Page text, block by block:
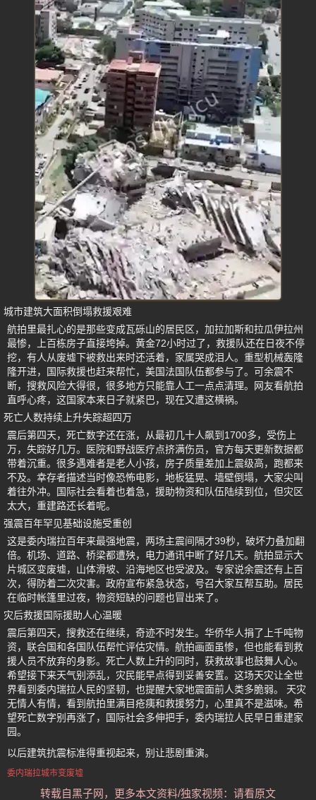
城市建筑大面积倒塌救援艰难
航拍里最扎心的是那些变成瓦砾山的居民区，加拉加斯和拉瓜伊拉州
最惨，上百栋房子直接垮掉。黄金72小时过了，救援队还在日夜不停
挖，有人从废墟下被救出来时还活着，家属哭成泪人。重型机械轰隆
隆开进，国际救援也赶来帮忙，美国法国队伍都参与了。可余震不
断，搜救风险大得很，很多地方只能靠人工一点点清理。网友看航拍
直呼心疼，这国家本来日子就紧巴，现在又遭这横祸。
死亡人数持续上升失踪超四万
震后第四天，死亡数字还在涨，从最初几十人飙到1700多，受伤上
万，失踪好几万。医院和野战医疗点挤满伤员，官方每天更新数据都
带着沉重。很多遇难者是老人小孩，房子质量差加上震级高，跑都来
不及。幸存者描述当时像恐怖电影，地板猛晃、墙壁倒塌，大家尖叫
着往外冲。国际社会看着也着急，援助物资和队伍陆续到位，但灾区
太大，重建路还长着呢。
强震百年罕见基础设施受重创
这是委内瑞拉百年来最强地震，两场主震间隔才39秒，破坏力叠加翻
倍。机场、道路、桥梁都遭殃，电力通讯中断了好几天。航拍显示大
片城区变废墟，山体滑坡、沿海地区也受波及。专家说余震还有上百
次，得防着二次灾害。政府宣布紧急状态，号召大家互帮互助。居民
在临时帐篷里过夜，物资短缺的问题也冒出来了。
灾后救援国际援助人心温暖
震后第四天，搜救还在继续，奇迹不时发生。华侨华人捐了上千吨物
资，联合国和各国队伍帮忙评估灾情。航拍画面虽惨，但也能看到救
援人员不放弃的身影。死亡人数上升的同时，获救故事也鼓舞人心。
希望接下来天气别添乱，灾民能早点得到妥善安置。这场天灾让全世
界看到委内瑞拉人民的坚韧，也提醒大家地震面前人类多脆弱。 天灾
无情人有情，看到航拍里满目疮痍和救援努力，心里真不是滋味。希
望死亡数字别再涨了，国际社会多伸把手，委内瑞拉人民早日重建家
园。
以后建筑抗震标准得重视起来，别让悲剧重演。
委内瑞拉城市变废墟
转载自黑子网，更多本文资料/独家视频：请看原文